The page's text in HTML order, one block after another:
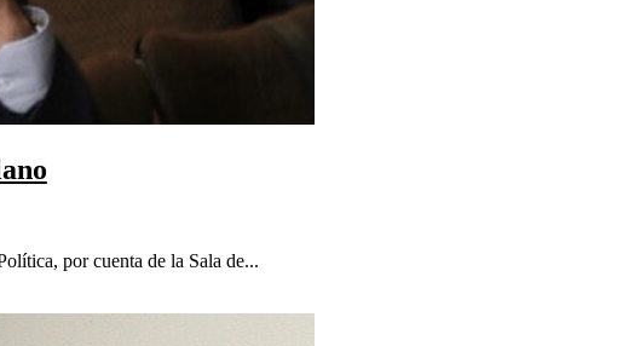
por cuenta de la Sala de...